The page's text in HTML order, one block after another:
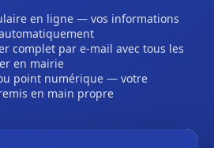
en ligne — vos informations
complet par e-mail avec tous les
en mairie
point numérique — votre
en main propre